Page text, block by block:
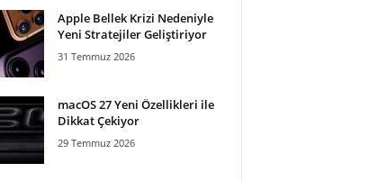
Apple Bellek Krizi Nedeniyle
Yeni Stratejiler Geliştiriyor
31 Temmuz 2026
macOS 27 Yeni Özellikleri ile
Dikkat Çekiyor
29 Temmuz 2026